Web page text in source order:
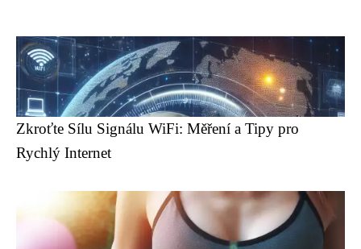
Zkroťte Sílu Signálu WiFi: Měření a Tipy pro
Rychlý Internet